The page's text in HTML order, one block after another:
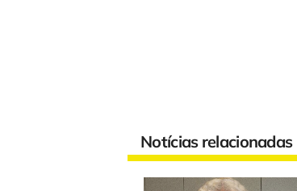
Notícias relacionadas